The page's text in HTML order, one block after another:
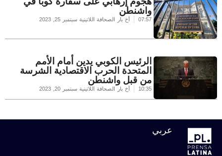
واشنطن
07:57 أخ بار الصحافة اللاتينية سبتمبر 25, 2023
الرئيس الكوبي يدين أمام الأمم
المتحدة الحرب الاقتصادية الشرسة
من قبل واشنطن
10:35 أخ بار الصحافة اللاتينية سبتمبر 20, 2023
عربي